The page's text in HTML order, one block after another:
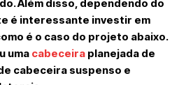
Além disso, dependendo do
é interessante investir em
é o caso do projeto abaixo.
uma cabeceira planejada de
cabeceira suspenso e